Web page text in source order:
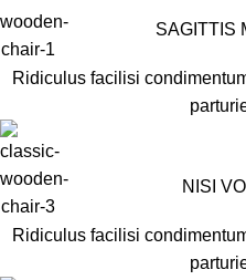
SAGITTIS
Ridiculus facilisi
NISI
Ridiculus facilisi